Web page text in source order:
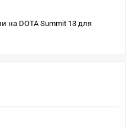
на DOTA Summit 13 для